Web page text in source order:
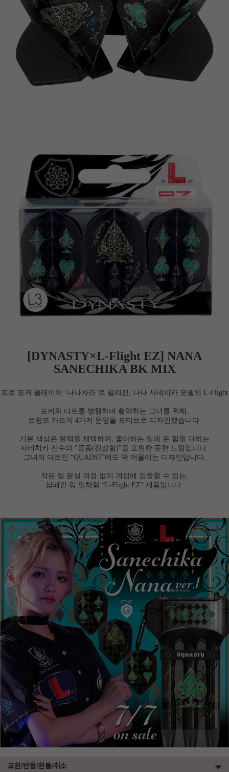
이코 라이프 하
[DYNASTY×L-Flight EZ] NANA
SANECHIKA BK MIX
프로 포커 플레이어 ‘나나차라’로 알려진, 나나 사네치카 모델의 L-Flight
포커와 다트를 병행하며 활약하는 그녀를 위해,
트럼프 카드의 4가지 문양을 모티브로 디자인했습니다.
기본 색상은 블랙을 채택하여, 좋아하는 일에 온 힘을 다하는
사네치카 선수의 "곧음(진실함)"을 표현한 듯한 느낌입니다.
그녀의 다트인 “QUADS7”에도 딱 어울리는 디자인입니다.
작은 링 분실 걱정 없이 게임에 집중할 수 있는,
샴페인 링 일체형 “L-Flight EZ” 제품입니다.
교환/반품/환불/취소